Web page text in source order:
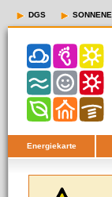
DGS
Energiekarte